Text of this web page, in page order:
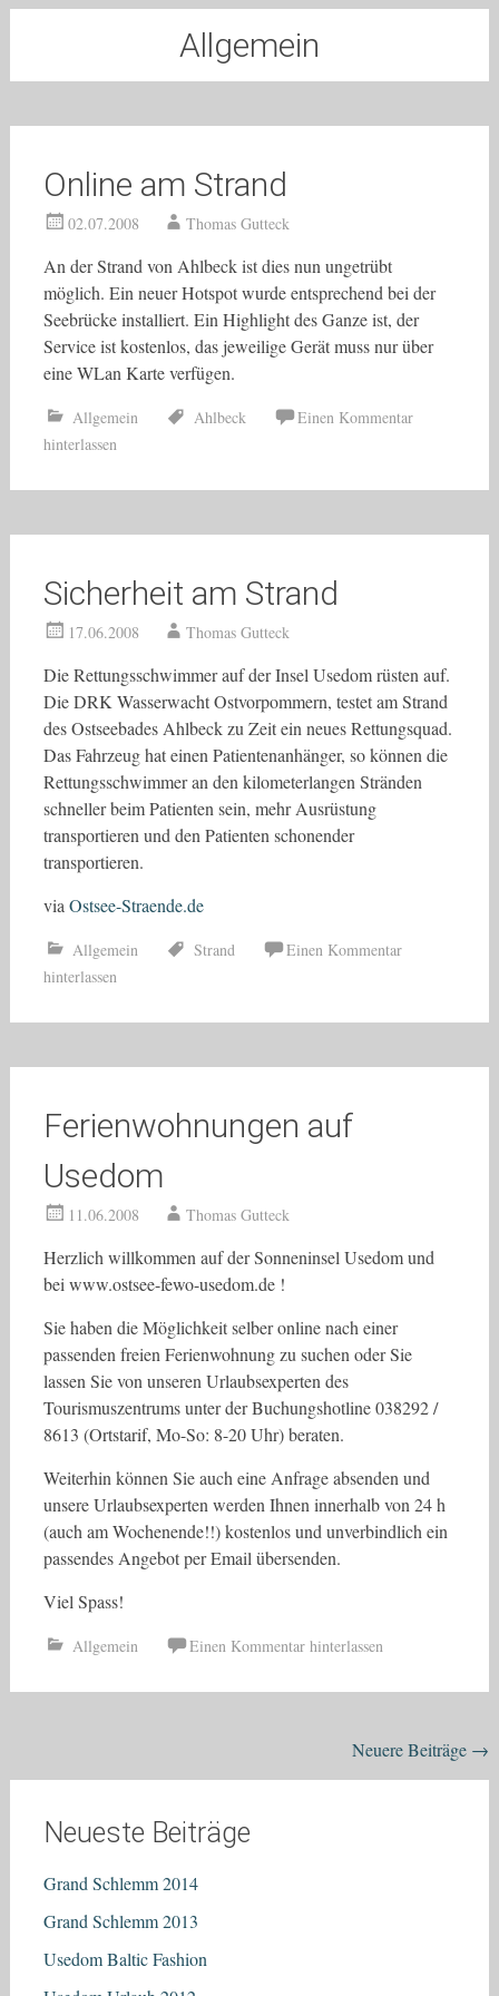
Allgemein
Online am Strand
02.07.2008 Thomas Gutteck
An der Strand von Ahlbeck ist dies nun ungetrübt
möglich. Ein neuer Hotspot wurde entsprechend bei der
Seebrücke installiert. Ein Highlight des Ganze ist, der
Service ist kostenlos, das jeweilige Gerät muss nur über
eine WLan Karte verfügen.
Allgemein Ahlbeck
Einen Kommentar
hinterlassen
Sicherheit am Strand
17.06.2008 Thomas Gutteck
Die Rettungsschwimmer auf der Insel Usedom rüsten auf.
Die DRK Wasserwacht Ostvorpommern, testet am Strand
des Ostseebades Ahlbeck zu Zeit ein neues Rettungsquad.
Das Fahrzeug hat einen Patientenanhänger, so können die
Rettungsschwimmer an den kilometerlangen Stränden
schneller beim Patienten sein, mehr Ausrüstung
transportieren und den Patienten schonender
transportieren.
via Ostsee-Straende.de
Allgemein Strand
Einen Kommentar
hinterlassen
Ferienwohnungen auf
Usedom
11.06.2008 Thomas Gutteck
Herzlich willkommen auf der Sonneninsel Usedom und
bei www.ostsee-fewo-usedom.de !
Sie haben die Möglichkeit selber online nach einer
passenden freien Ferienwohnung zu suchen oder Sie
lassen Sie von unseren Urlaubsexperten des
Tourismuszentrums unter der Buchungshotline 038292 /
8613 (Ortstarif, Mo-So: 8-20 Uhr) beraten.
Weiterhin können Sie auch eine Anfrage absenden und
unsere Urlaubsexperten werden Ihnen innerhalb von 24 h
(auch am Wochenende!!) kostenlos und unverbindlich ein
passendes Angebot per Email übersenden.
Viel Spass!
Allgemein Einen Kommentar hinterlassen
Neuere Beiträge →
Neueste Beiträge
Grand Schlemm 2014
Grand Schlemm 2013
Usedom Baltic Fashion